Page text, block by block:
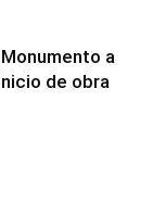
a
de obra